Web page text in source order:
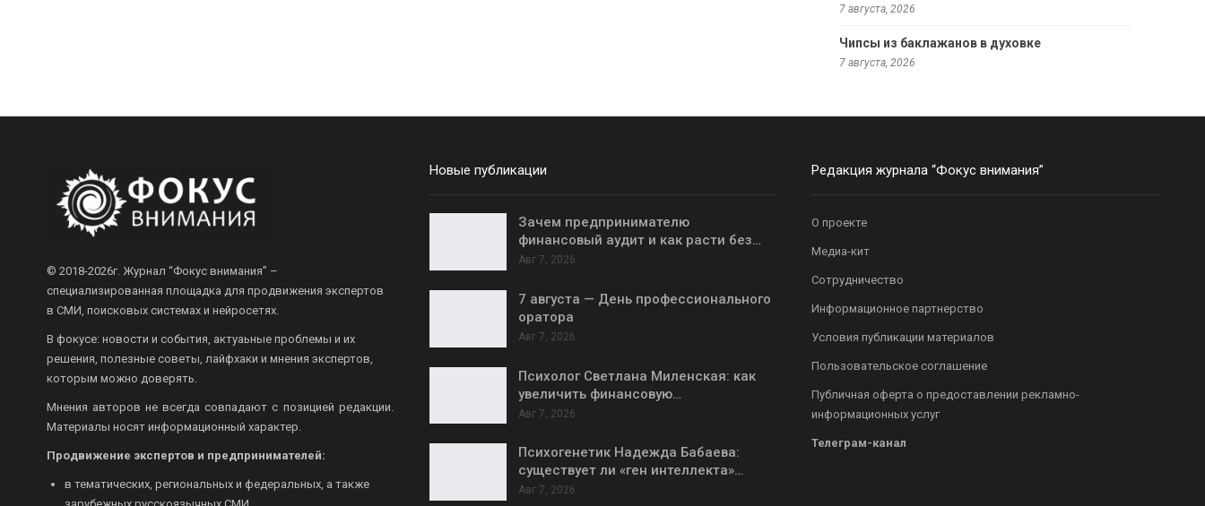
7 августа, 2026
Чипсы из баклажанов в духовке
7 августа, 2026
© 2018-2026г. Журнал “Фокус внимания” –
специализированная площадка для продвижения экспертов
в СМИ, поисковых системах и нейросетях.
В фокусе: новости и события, актуаьные проблемы и их
решения, полезные советы, лайфхаки и мнения экспертов,
которым можно доверять.
Мнения авторов не всегда совпадают с позицией редакции.
Материалы носят информационный характер.
Продвижение экспертов и предпринимателей:
в тематических, региональных и федеральных, а также
Новые публикации
Зачем предпринимателю
финансовый аудит и как расти без…
Авг 7, 2026
7 августа — День профессионального
оратора
Авг 7, 2026
Психолог Светлана Миленская: как
увеличить финансовую…
Авг 7, 2026
Психогенетик Надежда Бабаева:
существует ли «ген интеллекта»…
Авг 7, 2026
Редакция журнала “Фокус внимания”
О проекте
Медиа-кит
Сотрудничество
Информационное партнерство
Условия публикации материалов
Пользовательское соглашение
Публичная оферта о предоставлении рекламно-
информационных услуг
Телеграм-канал